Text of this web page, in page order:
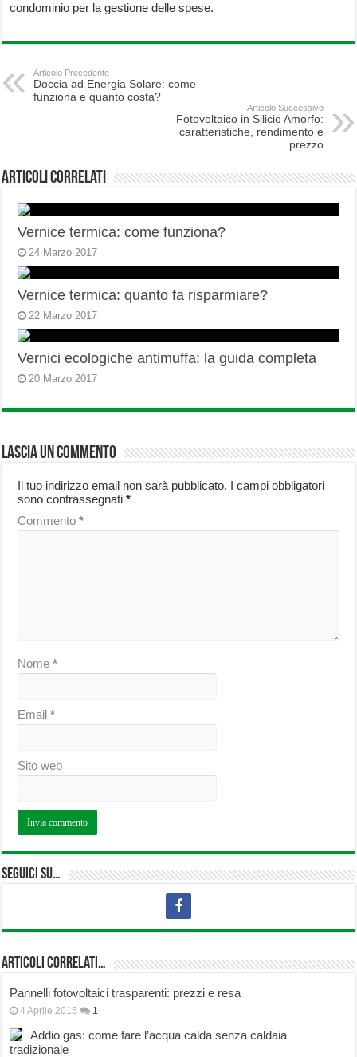
condominio per la gestione delle spese.
Articolo Precedente
Doccia ad Energia Solare: come
funziona e quanto costa?
Articolo Successivo
Fotovoltaico in Silicio Amorfo:
caratteristiche, rendimento e
prezzo
Articoli correlati
Vernice termica: come funziona?
24 Marzo 2017
Vernice termica: quanto fa risparmiare?
22 Marzo 2017
Vernici ecologiche antimuffa: la guida completa
20 Marzo 2017
Lascia un commento
Il tuo indirizzo email non sarà pubblicato. I campi obbligatori
sono contrassegnati*
Commento*
Nome*
Email*
Sito web
Seguici su…
Articoli correlati…
Pannelli fotovoltaici trasparenti: prezzi e resa
4 Aprile 2015 1
Addio gas: come fare l’acqua calda senza caldaia
tradizionale